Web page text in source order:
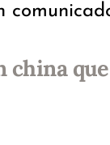
china